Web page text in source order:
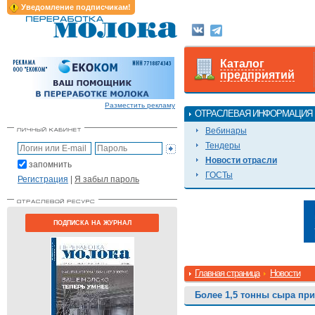
Уведомление подписчикам!
Разместить рекламу
запомнить
Регистрация | Я забыл пароль
ПОДПИСКА НА ЖУРНАЛ
Каталог
предприятий
ОТРАСЛЕВАЯ ИНФОРМАЦИЯ
Вебинары
Тендеры
Новости отрасли
ГОСТы
Главная страница Новости
Более 1,5 тонны сыра